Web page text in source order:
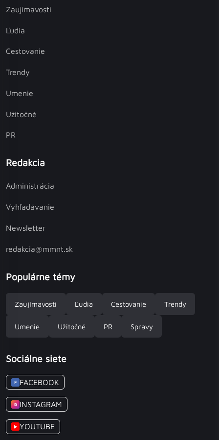
Zaujímavosti
Ľudia
Cestovanie
Trendy
Umenie
Užitočné
PR
Redakcia
Administrácia
Vyhľadávanie
Newsletter
redakcia@mmnt.sk
Populárne témy
Zaujímavosti Ľudia Cestovanie Trendy
Umenie Užitočné PR Spravy
Sociálne siete
F FACEBOOK
IG INSTAGRAM
▶ YOUTUBE